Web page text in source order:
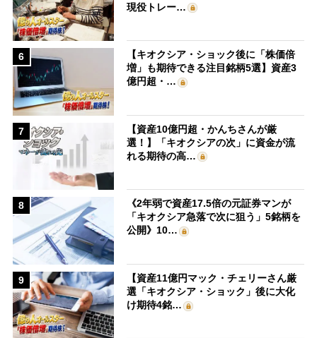
現役トレー…
6
【キオクシア・ショック後に「株価倍
増」も期待できる注目銘柄5選】資産3
億円超・…
7
【資産10億円超・かんちさんが厳
選！】「キオクシアの次」に資金が流
れる期待の高…
8
《2年弱で資産17.5倍の元証券マンが
「キオクシア急落で次に狙う」5銘柄を
公開》10…
9
【資産11億円マック・チェリーさん厳
選「キオクシア・ショック」後に大化
け期待4銘…